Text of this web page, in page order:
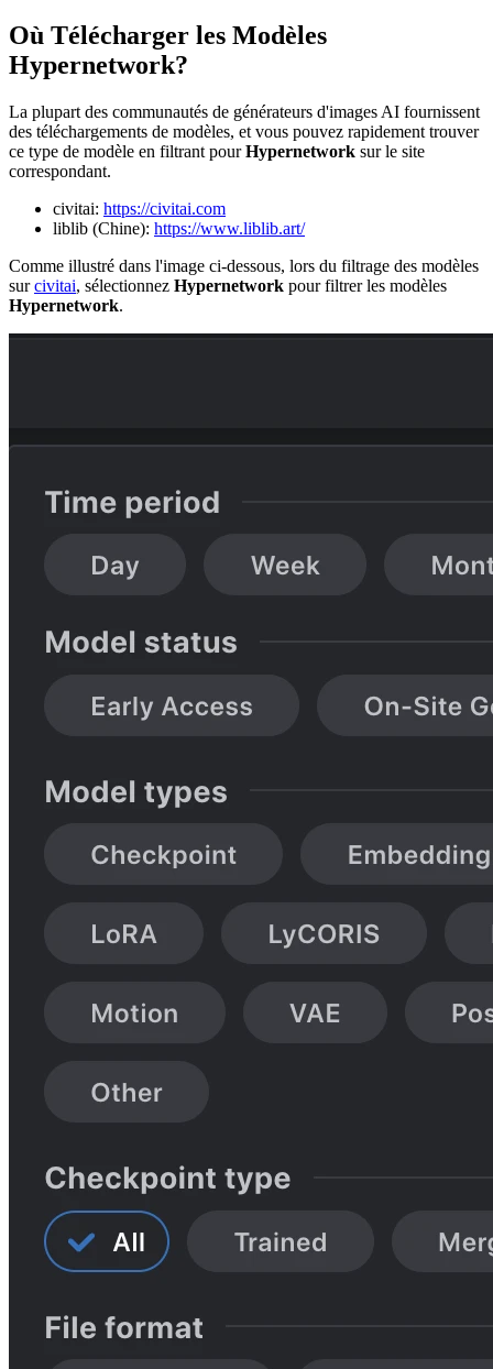
Où Télécharger les Modèles
Hypernetwork?
La plupart des communautés de générateurs d'images AI fournissent
des téléchargements de modèles, et vous pouvez rapidement trouver
ce type de modèle en filtrant pourHypernetwork sur le site
correspondant.
civitai: https://civitai.com
liblib (Chine): https://www.liblib.art/
Comme illustré dans l'image ci-dessous, lors du filtrage des modèles
surcivitai, sélectionnez Hypernetwork pour filtrer les modèles
Hypernetwork.